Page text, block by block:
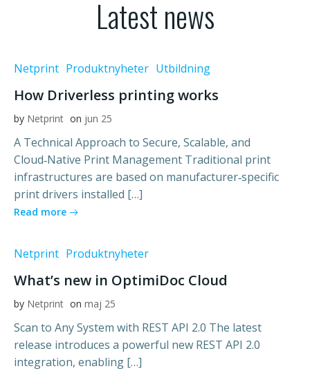
Latest news
Netprint Produktnyheter Utbildning
How Driverless printing works
by Netprint on jun 25
A Technical Approach to Secure, Scalable, and
Cloud‑Native Print Management Traditional print
infrastructures are based on manufacturer‑specific
print drivers installed […]
Read more
Netprint Produktnyheter
What’s new in OptimiDoc Cloud
by Netprint on maj 25
Scan to Any System with REST API 2.0 The latest
release introduces a powerful new REST API 2.0
integration, enabling […]